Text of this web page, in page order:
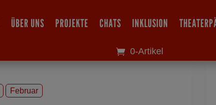
ÜBER UNS PROJEKTE CHATS INKLUSION
0-Artikel
Februar